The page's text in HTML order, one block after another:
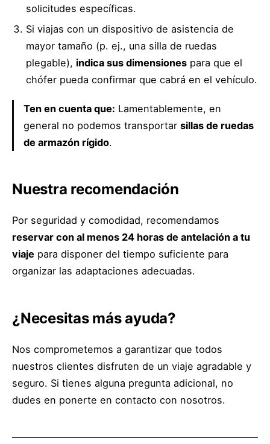
solicitudes específicas.
Si viajas con un dispositivo de asistencia de
mayor tamaño (p. ej., una silla de ruedas
plegable), indica sus dimensionespara que el
chófer pueda confirmar que cabrá en el vehículo.
Ten en cuenta que: Lamentablemente, en
general no podemos transportarsillas de ruedas
de armazón rígido.
Nuestra recomendación
Por seguridad y comodidad, recomendamos
reservar con al menos 24 horas de antelación a tu
viaje para disponer del tiempo suficiente para
organizar las adaptaciones adecuadas.
¿Necesitas más ayuda?
Nos comprometemos a garantizar que todos
nuestros clientes disfruten de un viaje agradable y
seguro. Si tienes alguna pregunta adicional, no
dudes en ponerte en contacto con nosotros.